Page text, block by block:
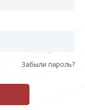
Забыли пароль?